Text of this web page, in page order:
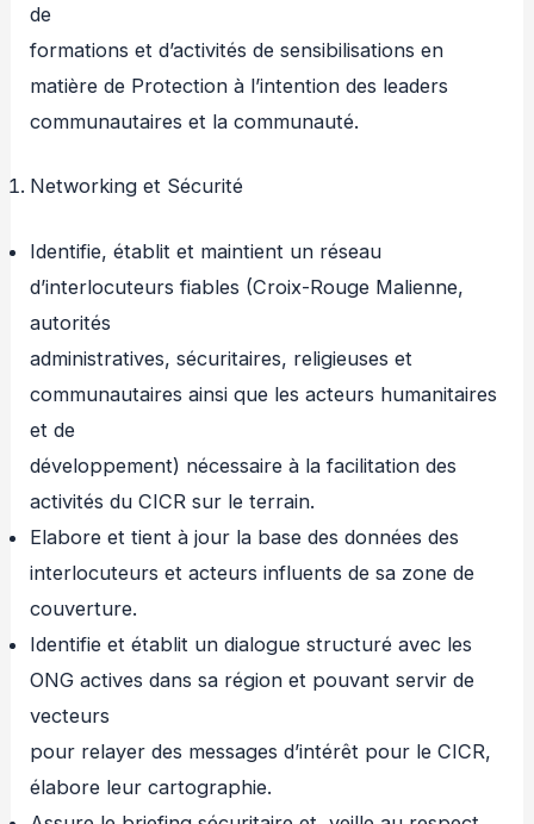
de
formations et d’activités de sensibilisations en
matière de Protection à l’intention des leaders
communautaires et la communauté.
Networking et Sécurité
Identifie, établit et maintient un réseau
d’interlocuteurs fiables (Croix-Rouge Malienne,
autorités
administratives, sécuritaires, religieuses et
communautaires ainsi que les acteurs humanitaires
et de
développement) nécessaire à la facilitation des
activités du CICR sur le terrain.
Elabore et tient à jour la base des données des
interlocuteurs et acteurs influents de sa zone de
couverture.
Identifie et établit un dialogue structuré avec les
ONG actives dans sa région et pouvant servir de
vecteurs
pour relayer des messages d’intérêt pour le CICR,
élabore leur cartographie.